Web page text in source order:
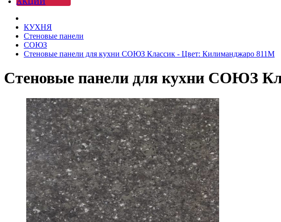
КУХНЯ
Стеновые панели
СОЮЗ
Стеновые панели для кухни СОЮЗ Классик - Цвет: Килиманджаро 811М
Стеновые панели для кухни СОЮЗ